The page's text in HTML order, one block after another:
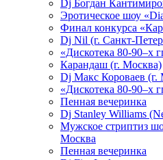
Dj Богдан
Эротическое шоу
Финал конкурса
Dj Nil (г. Санкт-
«Дискотека 80-90–х
Карандаш (г. Москва)
Dj Макс Короваев (г.
«Дискотека 80-90–х
Пенная вечеринка
Dj Stanley Williams
Мужское стриптиз
Москва
Пенная вечеринка